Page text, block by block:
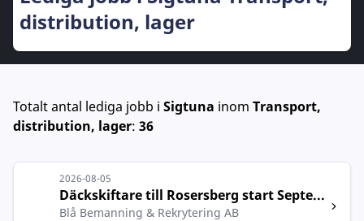
distribution, lager
Totalt antal lediga jobb i Sigtuna inom Transport,
distribution, lager: 36
2026-08-05
Däckskiftare till Rosersberg start Septe...
Blå Bemanning & Rekrytering AB